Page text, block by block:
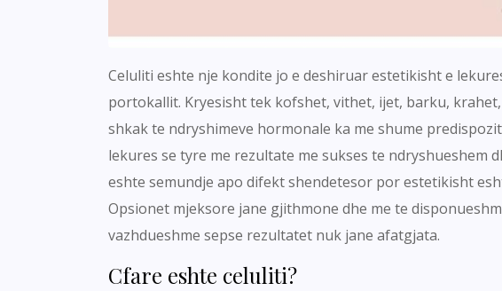
Celuliti eshte nje kondite jo e deshiruar estetikisht e
portokallit. Kryesisht tek kofshet, vithet, ijet, barku,
shkak te ndryshimeve hormonale ka me shume
lekures se tyre me rezultate me sukses te ndryshueshem
eshte semundje apo difekt shendetesor por estetikisht
Opsionet mjeksore jane gjithmone dhe me te
vazhdueshme sepse rezultatet nuk jane afatgjata.
Cfare eshte celuliti?